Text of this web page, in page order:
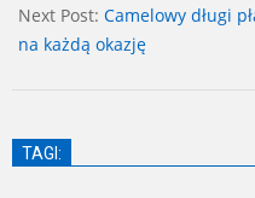
14
Next Post: Camelowy długi
na każdą okazję
TAGI: